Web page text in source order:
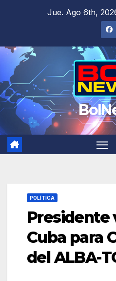
Jue. Ago 6th,
POLÍTICA
Presidente
Cuba para
del ALBA-